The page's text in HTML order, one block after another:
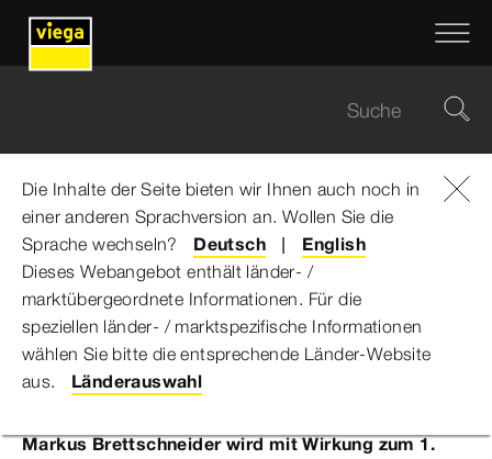
Die Inhalte der Seite bieten wir Ihnen auch noch in
einer anderen Sprachversion an. Wollen Sie die
Sprache wechseln?
Deutsch
English
Dieses Webangebot enthält länder- /
marktübergeordnete Informationen. Für die
speziellen länder- / marktspezifische Informationen
wählen Sie bitte die entsprechende Länder-Website
aus.
Länderauswahl
Viega Gruppe ... Viega ernennt neuen CEO
Viega ernennt neuen CEO
Presse
Attendorn, 21. März 2024
Markus Brettschneider wird mit Wirkung zum 1.